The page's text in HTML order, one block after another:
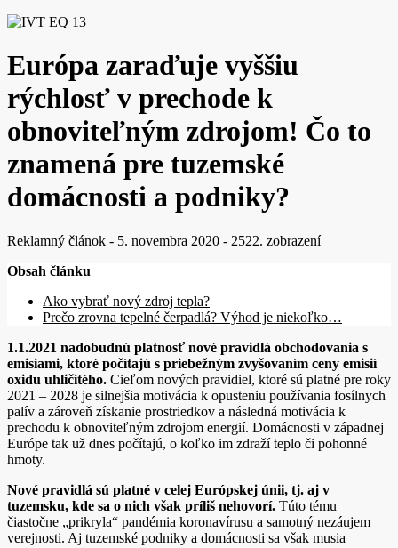
Európa zaraďuje vyššiu
rýchlosť v prechode k
obnoviteľným zdrojom! Čo to
znamená pre tuzemské
domácnosti a podniky?
Reklamný článok - 5. novembra 2020 - 2522. zobrazení
Obsah článku
Ako vybrať nový zdroj tepla?
Prečo zrovna tepelné čerpadlá? Výhod je niekoľko…
1.1.2021 nadobudnú platnosť nové pravidlá obchodovania s
emisiami, ktoré počítajú s priebežným zvyšovaním ceny emisií
oxidu uhličitého. Cieľom nových pravidiel, ktoré sú platné pre roky
2021 – 2028 je silnejšia motivácia k opusteniu používania fosílnych
palív a zároveň získanie prostriedkov a následná motivácia k
prechodu k obnoviteľným zdrojom energií. Domácnosti v západnej
Európe tak už dnes počítajú, o koľko im zdraží teplo či pohonné
hmoty.
Nové pravidlá sú platné v celej Európskej únii, tj. aj v
tuzemsku, kde sa o nich však príliš nehovorí. Túto tému
čiastočne „prikryla“ pandémia koronavírusu a samotný nezáujem
verejnosti. Aj tuzemské podniky a domácnosti sa však musia